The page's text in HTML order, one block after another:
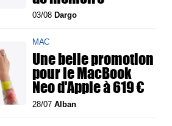
03/08 Dargo
MAC
Une belle promotion
pour le MacBook
Neo d'Apple à 619 €
28/07Alban